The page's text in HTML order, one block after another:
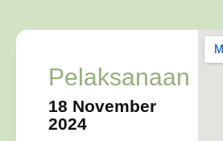
Pelaksanaan
18 November
2024